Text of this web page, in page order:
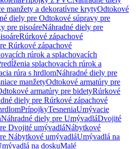
manžety a dekoratívne krytyOdtokové
diely pre Odtokové súpravy pre
pre pisoáreNáhradné diely pre
Rúrkové zápachové
Rúrkové zápachové
rúrok a splachovacích
splachovacích rúrok a
rúra s hrdlomNáhradné diely pre
manžetyOdtokové armatúry pre
armatúry pre bidetyRúrkové
diely pre Rúrkové zápachové
PrípojkyTesneniaUmývacie
Náhradné diely pre UmývadláDvojité
Dvojité umývadláNábytkové
Nábytkové umývadláUmývadlá na
na doskuMalé